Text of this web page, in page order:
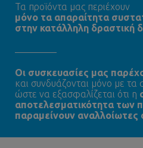
Τα προϊόντα μας περιέχουν
μόνο τα απαραίτητα
στην κατάλληλη δραστική
Oι συσκευασίες μας
και συνδυάζονται μόνο με τα
ώστε να εξασφαλίζεται ότι η
αποτελεσματικότητα των
παραμείνουν